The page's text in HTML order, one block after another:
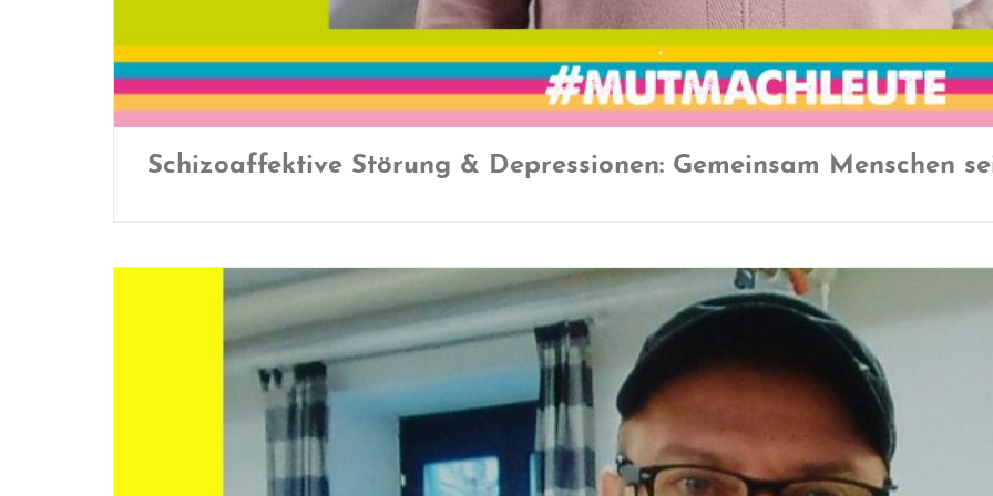
Schizoaffektive Störung & Depressionen: Gemeinsam Menschen